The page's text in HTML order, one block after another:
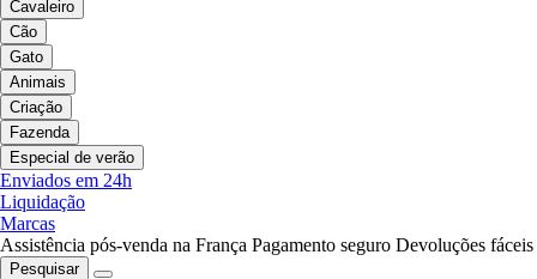
Cavaleiro
Cão
Gato
Animais
Criação
Fazenda
Especial de verão
Enviados em 24h
Liquidação
Marcas
Assistência pós-venda na França Pagamento seguro Devoluções fáceis
Pesquisar